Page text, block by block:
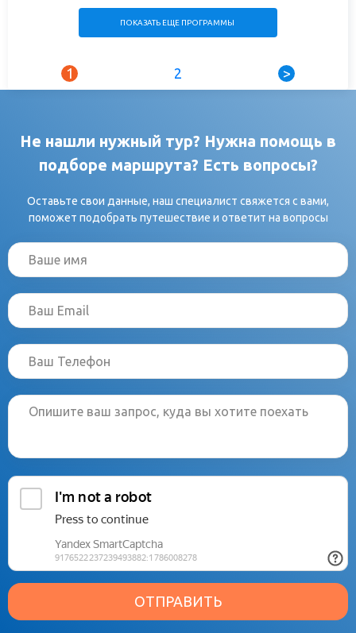
ПОКАЗАТЬ ЕЩЕ ПРОГРАММЫ
1 2 >
Не нашли нужный тур? Нужна помощь в
подборе маршрута? Есть вопросы?
Оставьте свои данные, наш специалист свяжется с вами,
поможет подобрать путешествие и ответит на вопросы
ОТПРАВИТЬ